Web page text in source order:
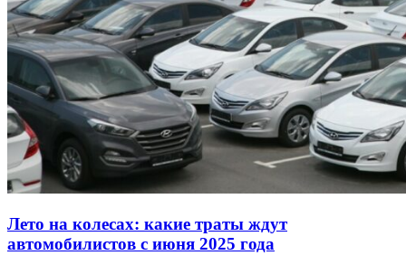
Лето на колесах: какие траты ждут
автомобилистов с июня 2025 года